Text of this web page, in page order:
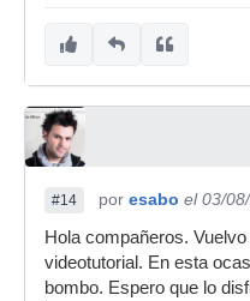
#14 por esabo el 03/
Hola compañeros.
videotutorial. En esta
bombo. Espero que lo